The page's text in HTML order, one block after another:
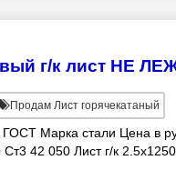
Продам Лист горячекатаный
Марка стали Цена в
Ст3 42 050 Лист г/к